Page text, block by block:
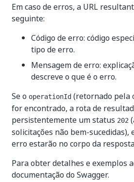
Em caso de erros, a URL
seguinte:
Código de erro: código
tipo de erro.
Mensagem de erro:
descreve o que é o erro.
Se o operationId (retornado pela
for encontrado, a rota de
persistentemente um status 202
solicitações não bem-sucedidas),
erro estarão no corpo da
Para obter detalhes e exemplos
documentação do Swagger.